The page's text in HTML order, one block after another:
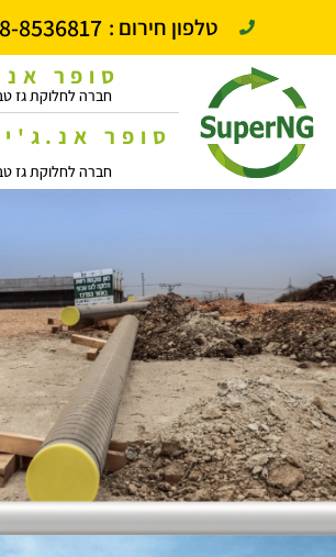
טלפון חירום : 8536817
סופר
חברה לחלוקת גז
סופר
חברה לחלוקת גז